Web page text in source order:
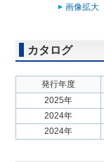
画像拡大
カタログ
発行年度
2025年
2024年
2024年